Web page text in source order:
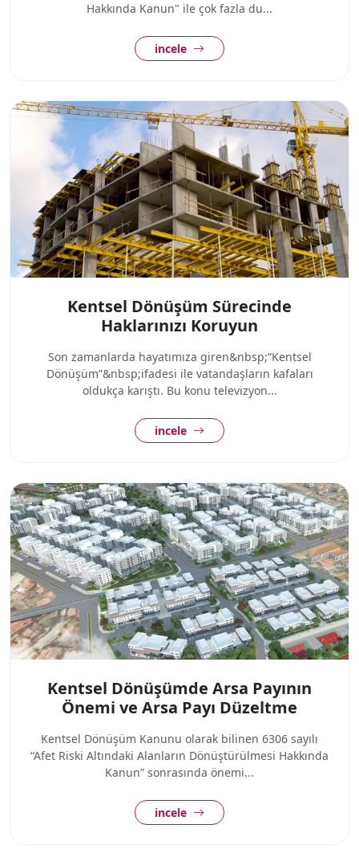
Hakkında Kanun" ile çok fazla du...
incele
Kentsel Dönüşüm Sürecinde
Haklarınızı Koruyun
Son zamanlarda hayatımıza giren&nbsp;“Kentsel
Dönüşüm”&nbsp;ifadesi ile vatandaşların kafaları
oldukça karıştı. Bu konu televizyon...
incele
Kentsel Dönüşümde Arsa Payının
Önemi ve Arsa Payı Düzeltme
Kentsel Dönüşüm Kanunu olarak bilinen 6306 sayılı
“Afet Riski Altındaki Alanların Dönüştürülmesi Hakkında
Kanun” sonrasında önemi...
incele